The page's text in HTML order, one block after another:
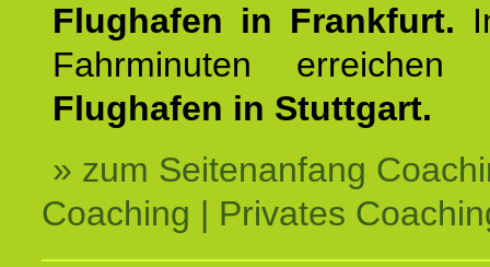
Flughafen in Frankfurt.
Fahrminuten
Flughafen in Stuttgart.
» zum Seitenanfang
Coaching | Privates